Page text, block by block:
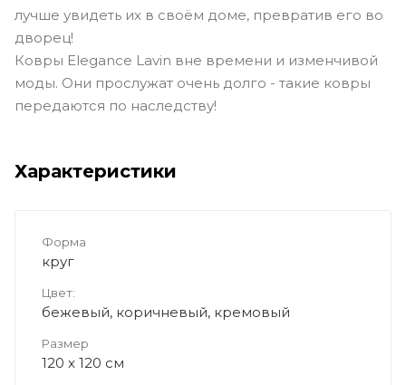
лучше увидеть их в своём доме, превратив его во
дворец!
Ковры Elegance Lavin вне времени и изменчивой
моды. Они прослужат очень долго - такие ковры
передаются по наследству!
Характеристики
Форма
круг
Цвет:
бежевый, коричневый, кремовый
Размер
120 x 120 см